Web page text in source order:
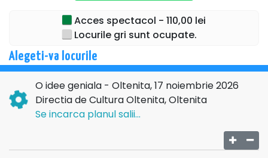
Nu rata o seară de teatru pe care o vei povesti mult timp
→→→TURNEU
NATIONAL←←←
Acces spectacol - 110,00 lei
Locurile gri sunt ocupate.
Alegeti-va locurile
O idee geniala - Oltenita, 17 noiembrie 2026
Directia de Cultura Oltenita, Oltenita
Se incarca planul salii...